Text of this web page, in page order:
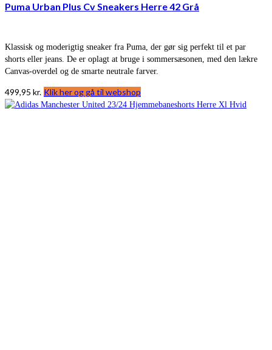
Puma Urban Plus Cv Sneakers Herre 42 Grå
Klassisk og moderigtig sneaker fra Puma, der gør sig perfekt til et par
shorts eller jeans. De er oplagt at bruge i sommersæsonen, med den lækre
Canvas-overdel og de smarte neutrale farver.
499,95 kr. Klik her og gå til webshop